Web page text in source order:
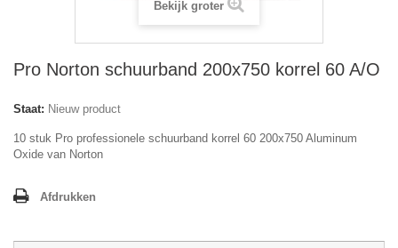
Bekijk groter
Pro Norton schuurband 200x750 korrel 60 A/O
Staat: Nieuw product
10 stuk Pro professionele schuurband korrel 60 200x750 Aluminum
Oxide van Norton
Afdrukken